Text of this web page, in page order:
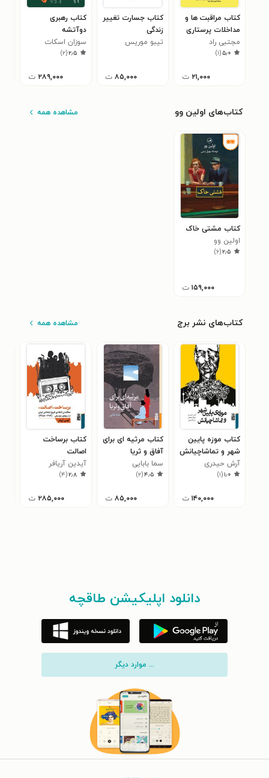
کتاب مراقبت ها و
مداخلات پرستاری
در اسید و باز
مجتبی راد
۵٫۰(۱)
۲۱,۰۰۰ ت
کتاب جسارت تغییر
زندگی
تیبو موریس
۸۵,۰۰۰ ت
کتاب رهبری
دوآتشه
سوزان اسکات
۲٫۵(۲)
۲۸۹,۰۰۰ ت
کتاب‌های اولین وو مشاهده همه
کتاب مشتی خاک
اولین وو
۲٫۵(۶)
۱۵۹,۰۰۰ ت
کتاب‌های نشر برج مشاهده همه
کتاب موزه پایین
شهر و تماشاچیانش
آرش حیدری
۱٫۰(۱)
۱۴۰,۰۰۰ ت
کتاب مرثیه ای برای
آفاق و ثریا
سما بابایی
۴٫۵(۲)
۸۵,۰۰۰ ت
کتاب برساخت
اصالت
آیدین آریافر
۲٫۸(۴)
۲۸۵,۰۰۰ ت
دانلود اپلیکیشن طاقچه
... موارد دیگر